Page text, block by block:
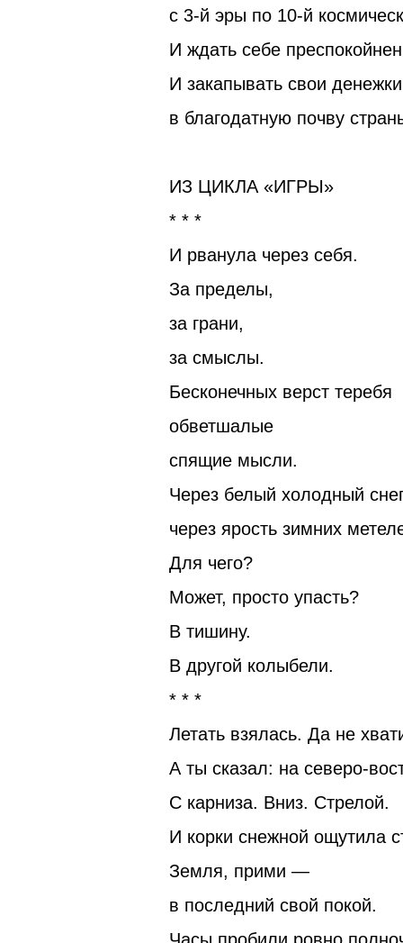
с 3-й эры по 10-й
И ждать себе
И закапывать свои денежки
в благодатную почву
ИЗ ЦИКЛА «ИГРЫ»
* * *
И рванула через себя.
За пределы,
за грани,
за смыслы.
Бесконечных верст теребя
обветшалые
спящие мысли.
Через белый холодный
через ярость зимних
Для чего?
Может, просто упасть?
В тишину.
В другой колыбели.
* * *
Летать взялась. Да не
А ты сказал: на северо-
С карниза. Вниз. Стрелой.
И корки снежной ощутила
Земля, прими —
в последний свой покой.